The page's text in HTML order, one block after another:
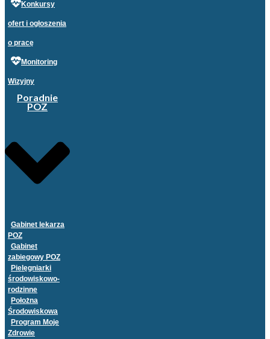
Konkursy
ofert i ogłoszenia
o pracę
Monitoring
Wizyjny
Poradnie
POZ
Gabinet lekarza
POZ
Gabinet
zabiegowy POZ
Pielęgniarki
środowiskowo-
rodzinne
Położna
Środowiskowa
Program Moje
Zdrowie